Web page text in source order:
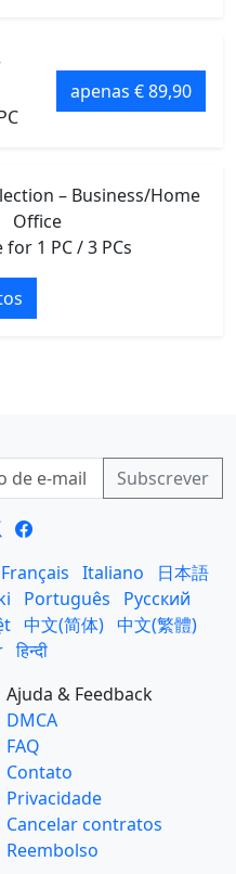
apenas € 89,90
– Business/Home
Office
for 1 PC / 3 PCs
Français Italiano
日本語
Português
Русский
中文(简体) 中文(繁體)
हिन्दी
Ajuda & Feedback
DMCA
FAQ
Contato
Privacidade
Cancelar contratos
Reembolso